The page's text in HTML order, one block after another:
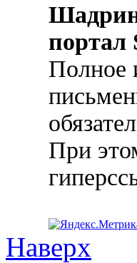
портал
Полное
При
Наверх